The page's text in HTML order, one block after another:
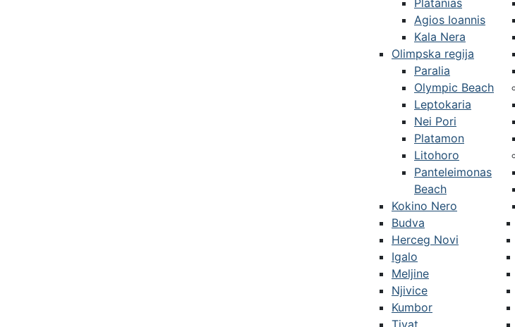
Platanias
Agios Ioannis
Kala Nera
Olimpska regija
Paralia
Olympic Beach
Leptokaria
Nei Pori
Platamon
Litohoro
Panteleimonas
Beach
Kokino Nero
Budva
Herceg Novi
Igalo
Meljine
Njivice
Kumbor
Tivat